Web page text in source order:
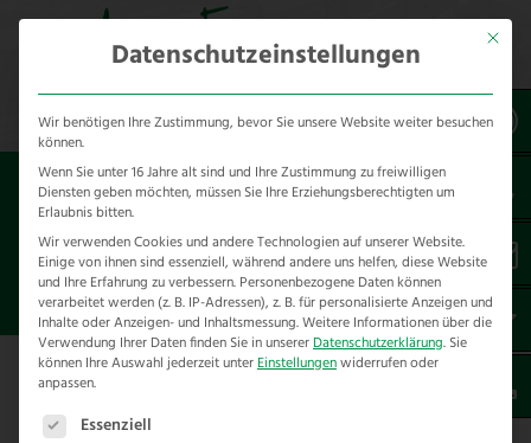
Sie sind hier:Besondere Bauteile
Material
Gripple
Verbinder
GRIPPLE MUSTER VERBINDER
Mit
Datenschutzeinstellungen
Wir benötigen Ihre Zustimmung, bevor Sie unsere Website weiter besuchen
können.
Wenn Sie unter 16 Jahre alt sind und Ihre Zustimmung zu freiwilligen
Diensten geben möchten, müssen Sie Ihre Erziehungsberechtigten um
Erlaubnis bitten.
Wir verwenden Cookies und andere Technologien auf unserer Website.
Einige von ihnen sind essenziell, während andere uns helfen, diese Website
und Ihre Erfahrung zu verbessern. Personenbezogene Daten können
verarbeitet werden (z. B. IP-Adressen), z. B. für personalisierte Anzeigen und
Inhalte oder Anzeigen- und Inhaltsmessung.Weitere Informationen über die
Verwendung Ihrer Daten finden Sie in unsererDatenschutzerklärung. Sie
können Ihre Auswahl jederzeit unterEinstellungenwiderrufen oder
anpassen.
Es folgt eine Liste der Service-Gruppen, für die eine
Essenziell